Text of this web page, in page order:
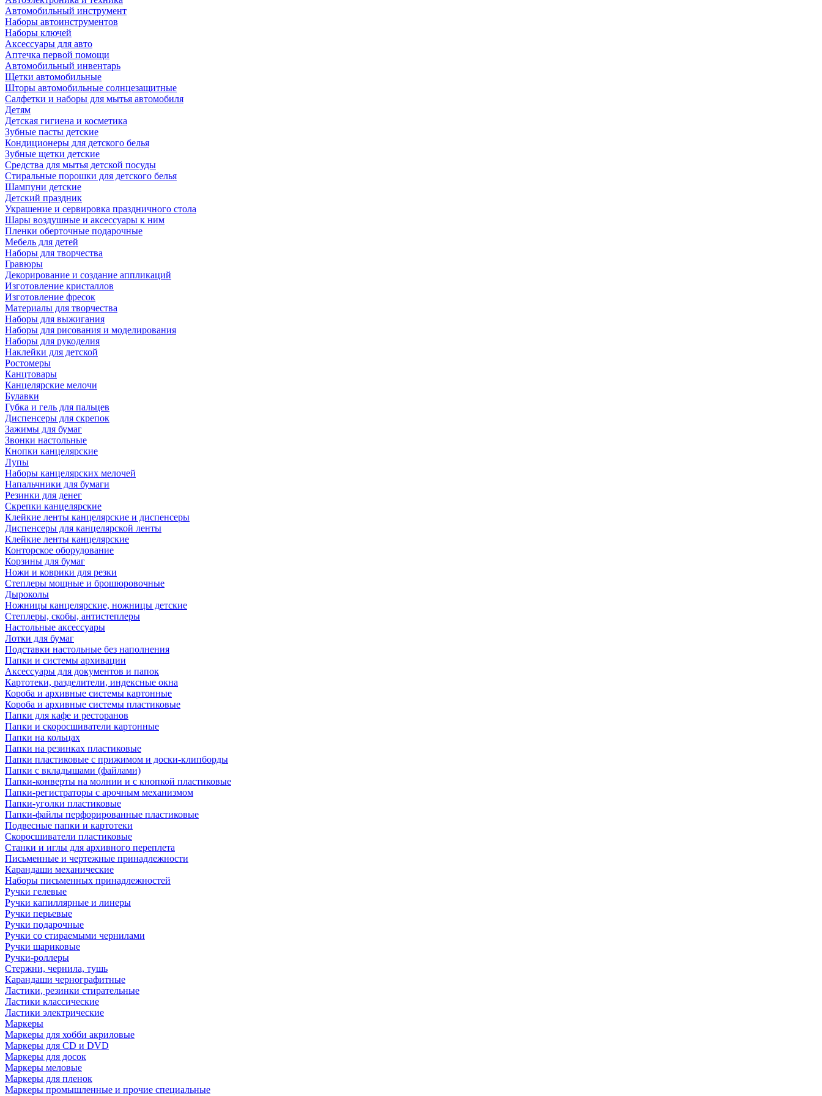
Автомобильный инструмент
Наборы автоинструментов
Наборы ключей
Аксессуары для авто
Аптечка первой помощи
Автомобильный инвентарь
Щетки автомобильные
Шторы автомобильные солнцезащитные
Салфетки и наборы для мытья автомобиля
Детям
Детская гигиена и косметика
Зубные пасты детские
Кондиционеры для детского белья
Зубные щетки детские
Средства для мытья детской посуды
Стиральные порошки для детского белья
Шампуни детские
Детский праздник
Украшение и сервировка праздничного стола
Шары воздушные и аксессуары к ним
Пленки оберточные подарочные
Мебель для детей
Наборы для творчества
Гравюры
Декорирование и создание аппликаций
Изготовление кристаллов
Изготовление фресок
Материалы для творчества
Наборы для выжигания
Наборы для рисования и моделирования
Наборы для рукоделия
Наклейки для детской
Ростомеры
Канцтовары
Канцелярские мелочи
Булавки
Губка и гель для пальцев
Диспенсеры для скрепок
Зажимы для бумаг
Звонки настольные
Кнопки канцелярские
Лупы
Наборы канцелярских мелочей
Напальчники для бумаги
Резинки для денег
Скрепки канцелярские
Клейкие ленты канцелярские и диспенсеры
Диспенсеры для канцелярской ленты
Клейкие ленты канцелярские
Конторское оборудование
Корзины для бумаг
Ножи и коврики для резки
Степлеры мощные и брошюровочные
Дыроколы
Ножницы канцелярские, ножницы детские
Степлеры, скобы, антистеплеры
Настольные аксессуары
Лотки для бумаг
Подставки настольные без наполнения
Папки и системы архивации
Аксессуары для документов и папок
Картотеки, разделители, индексные окна
Короба и архивные системы картонные
Короба и архивные системы пластиковые
Папки для кафе и ресторанов
Папки и скоросшиватели картонные
Папки на кольцах
Папки на резинках пластиковые
Папки пластиковые с прижимом и доски-клипборды
Папки с вкладышами (файлами)
Папки-конверты на молнии и с кнопкой пластиковые
Папки-регистраторы с арочным механизмом
Папки-уголки пластиковые
Папки-файлы перфорированные пластиковые
Подвесные папки и картотеки
Скоросшиватели пластиковые
Станки и иглы для архивного переплета
Письменные и чертежные принадлежности
Карандаши механические
Наборы письменных принадлежностей
Ручки гелевые
Ручки капиллярные и линеры
Ручки перьевые
Ручки подарочные
Ручки со стираемыми чернилами
Ручки шариковые
Ручки-роллеры
Стержни, чернила, тушь
Карандаши чернографитные
Ластики, резинки стирательные
Ластики классические
Ластики электрические
Маркеры
Маркеры для хобби акриловые
Маркеры для CD и DVD
Маркеры для досок
Маркеры меловые
Маркеры для пленок
Маркеры промышленные и прочие специальные